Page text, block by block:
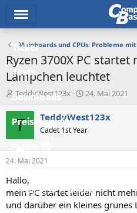
Ticker
Tests
Downloads
Preisvergleich
Forum
Aktuelles
Empfohlene Inhalte
Neue Beiträge
Mainboards und CPUs: Probleme
Ryzen 3700X PC
Lämpchen leuchtet
E
r
s
t
e
r
TeddyWest123x
E
s
e
t
24. Mai 2021
T TeddyWest123x
Cadet 1st Year
24. Mai 2021
Hallo,
mein PC startet leider nicht
und darüber ein kleines grünes